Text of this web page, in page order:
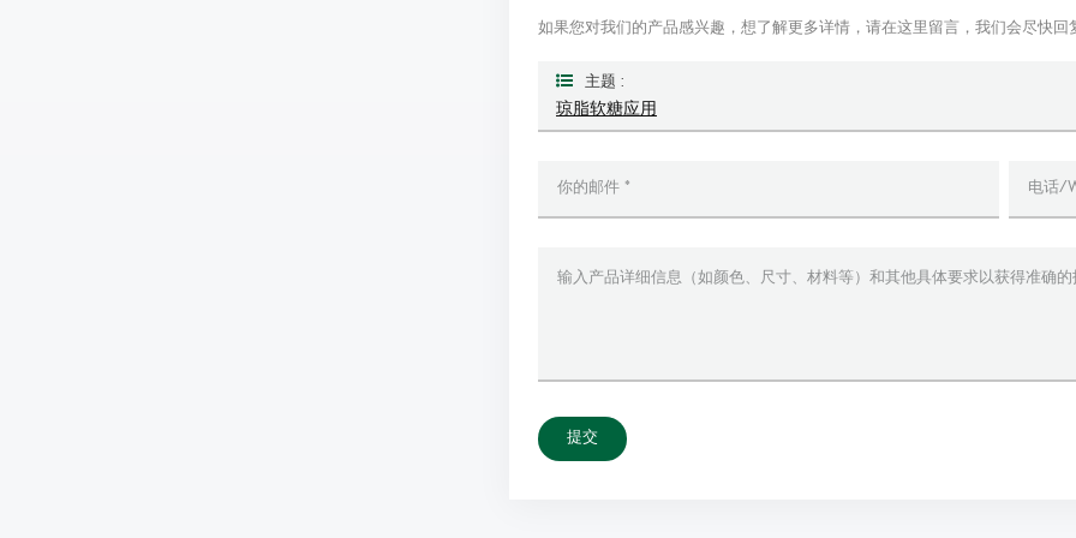
如果您对我们的产品感兴趣，想了解更多详情，请在这里留言，我们会尽快回
主题 :
琼脂软糖应用
提交